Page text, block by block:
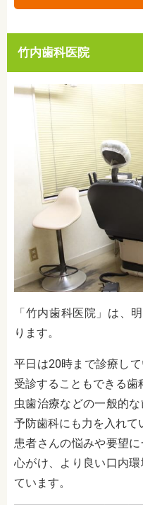
竹内歯科医院
「竹内歯科医院」は、
ります。
平日は20時まで診療し
受診することもできる歯
虫歯治療などの一般的
予防歯科にも力を入れて
患者さんの悩みや要望
心がけ、より良い口内
ています。